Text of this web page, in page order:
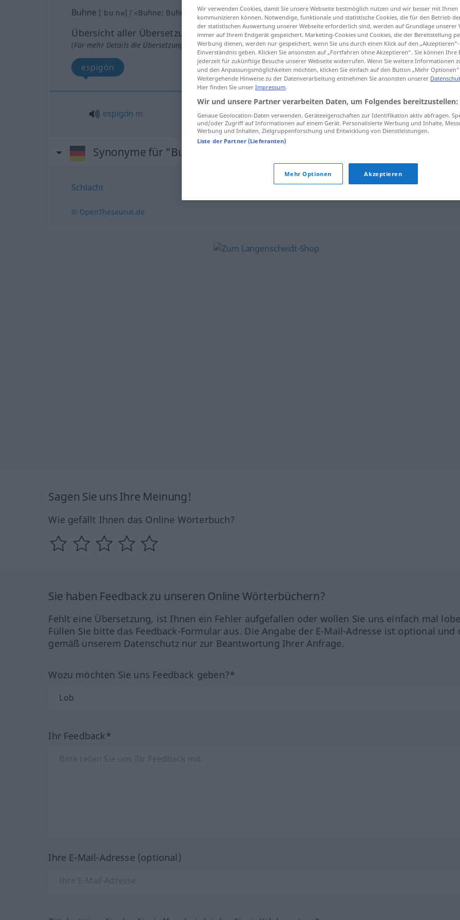
Buhne [ˈbuːnə] f <Buhne; Buhnen >
Übersicht aller Übersetzungen
(Für mehr Details die Übersetzung anklicken/antippen)
espigón
espigón m Buhne SCHIFF
Synonyme für "Buhne"
Schlacht
© OpenThesaurus.de
Sagen Sie uns Ihre Meinung!
Wie gefällt Ihnen das Online Wörterbuch?
Sie haben Feedback zu unseren Online Wörterbüchern?
Fehlt eine Übersetzung, ist Ihnen ein Fehler aufgefallen oder wollen Sie uns einfach mal
Füllen Sie bitte das Feedback-Formular aus. Die Angabe der E-Mail-Adresse ist optional und
gemäß unserem Datenschutz nur zur Beantwortung Ihrer Anfrage.
Wozu möchten Sie uns Feedback geben?*
Ihr Feedback*
Ihre E-Mail-Adresse (optional)
Wir verwenden Cookies, damit Sie unsere Webseite bestmöglich nutzen und wir besser mit Ihnen
kommunizieren können. Notwendige, funktionale und statistische Cookies, die für den Betrieb
der statistischen Auswertung unserer Webseite erforderlich sind, werden auf Grundlage unserer
immer auf Ihrem Endgerät gespeichert. Marketing-Cookies und Cookies, die der Bereitstellung
Werbung dienen, werden nur gespeichert, wenn Sie uns durch einen Klick auf den
Einverständnis geben. Klicken Sie ansonsten auf „Fortfahren ohne Akzeptieren“. Sie können Ihre
jederzeit für zukünftige Besuche unserer Webseite widerrufen. Wenn Sie weitere Informationen
und den Anpassungsmöglichkeiten möchten, klicken Sie einfach auf den Button „Mehr Optionen“.
Weitergehende Hinweise zu der Datenverarbeitung entnehmen Sie ansonsten unserer
Hier finden Sie unser Impressum.
Wir und unsere Partner verarbeiten Daten, um Folgendes bereitzustellen:
Genaue Geolocation-Daten verwenden. Geräteeigenschaften zur Identifikation aktiv abfragen.
und/oder Zugriff auf Informationen auf einem Gerät. Personalisierte Werbung und Inhalte,
Werbung und Inhalten, Zielgruppenforschung und Entwicklung von Dienstleistungen.
Liste der Partner (Lieferanten)
Mehr Optionen Akzeptieren